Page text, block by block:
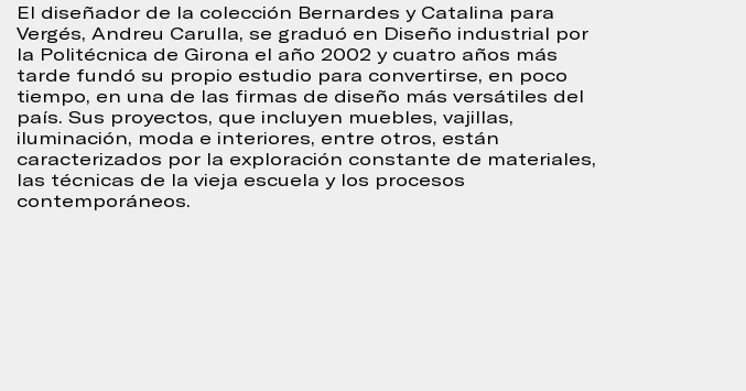
El diseñador de la colección Bernardes y Catalina para
Vergés, Andreu Carulla, se graduó en Diseño industrial por
la Politécnica de Girona el año 2002 y cuatro años más
tarde fundó su propio estudio para convertirse, en poco
tiempo, en una de las firmas de diseño más versátiles del
país. Sus proyectos, que incluyen muebles, vajillas,
iluminación, moda e interiores, entre otros, están
caracterizados por la exploración constante de materiales,
las técnicas de la vieja escuela y los procesos
contemporáneos.